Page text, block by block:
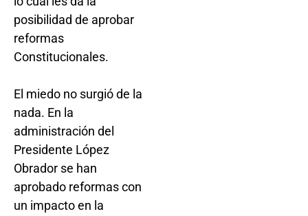
posibilidad de aprobar
reformas
Constitucionales.
El miedo no surgió de la
nada. En la
administración del
Presidente López
Obrador se han
aprobado reformas con
un impacto en la